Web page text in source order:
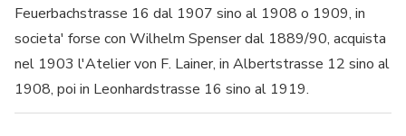
Feuerbachstrasse 16 dal 1907 sino al 1908 o 1909, in
societa' forse con Wilhelm Spenser dal 1889/90, acquista
nel 1903 l'Atelier von F. Lainer, in Albertstrasse 12 sino al
1908, poi in Leonhardstrasse 16 sino al 1919.